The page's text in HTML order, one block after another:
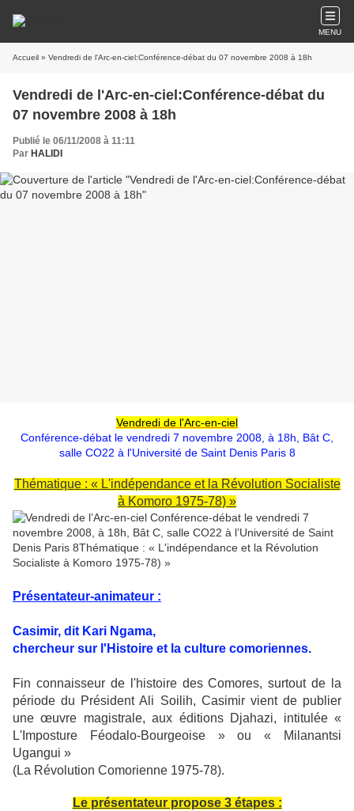
MENU
Accueil » Vendredi de l'Arc-en-ciel:Conférence-débat du 07 novembre 2008 à 18h
Vendredi de l'Arc-en-ciel:Conférence-débat du
07 novembre 2008 à 18h
Publié le 06/11/2008 à 11:11
Par HALIDI
Vendredi de l'Arc-en-ciel
Conférence-débat le vendredi 7 novembre 2008, à 18h, Bât C,
salle CO22 à l'Université de Saint Denis Paris 8
Thématique : « L'indépendance et la Révolution Socialiste
à Komoro 1975-78) »
Présentateur-animateur :
Casimir, dit Kari Ngama,
chercheur sur l'Histoire et la culture comoriennes.
Fin connaisseur de l'histoire des Comores, surtout de la
période du Président Ali Soilih, Casimir vient de publier
une œuvre magistrale, aux éditions Djahazi, intitulée «
L'Imposture Féodalo-Bourgeoise » ou « Milanantsi
Ugangui »
(La Révolution Comorienne 1975-78).
Le présentateur propose 3 étapes :